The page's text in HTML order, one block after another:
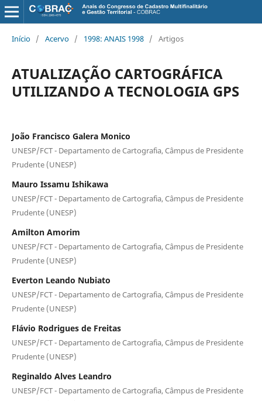
Início / Acervo / 1998: ANAIS 1998 / Artigos
ATUALIZAÇÃO CARTOGRÁFICA
UTILIZANDO A TECNOLOGIA GPS
João Francisco Galera Monico
UNESP/FCT - Departamento de Cartografia, Câmpus de Presidente
Prudente (UNESP)
Mauro Issamu Ishikawa
UNESP/FCT - Departamento de Cartografia, Câmpus de Presidente
Prudente (UNESP)
Amilton Amorim
UNESP/FCT - Departamento de Cartografia, Câmpus de Presidente
Prudente (UNESP)
Everton Leando Nubiato
UNESP/FCT - Departamento de Cartografia, Câmpus de Presidente
Prudente (UNESP)
Flávio Rodrigues de Freitas
UNESP/FCT - Departamento de Cartografia, Câmpus de Presidente
Prudente (UNESP)
Reginaldo Alves Leandro
UNESP/FCT - Departamento de Cartografia, Câmpus de Presidente